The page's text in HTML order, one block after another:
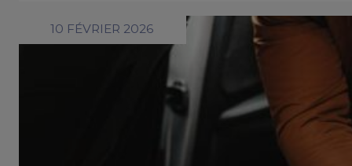
10 FÉVRIER 2026